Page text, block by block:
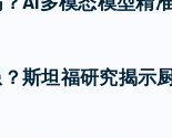
斯坦福研究揭示